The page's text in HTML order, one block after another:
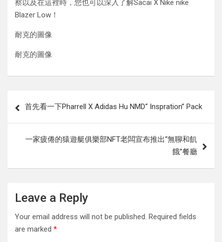
察以及在這裡時，您也可以深入了解Sacai X Nike nike
Blazer Low！
耐克的圖像
耐克的圖像
navigation
首先看一下Pharrell X Adidas Hu NMD“ Inspration” Pack
一家疲倦的猿遊艇俱樂部NFT老闆宣布推出“無聊和飢
餓”餐廳
Leave a Reply
Your email address will not be published. Required fields
are marked *